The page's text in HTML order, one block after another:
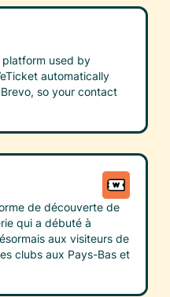
platform used by
automatically
so your contact
de découverte de
qui a débuté à
aux visiteurs de
clubs aux Pays-Bas et